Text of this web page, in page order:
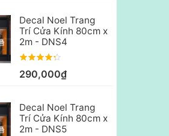
Decal Noel Trang
Trí Cửa Kính 80cm x
2m - DNS4
290,000₫
Decal Noel Trang
Trí Cửa Kính 80cm x
2m - DNS5